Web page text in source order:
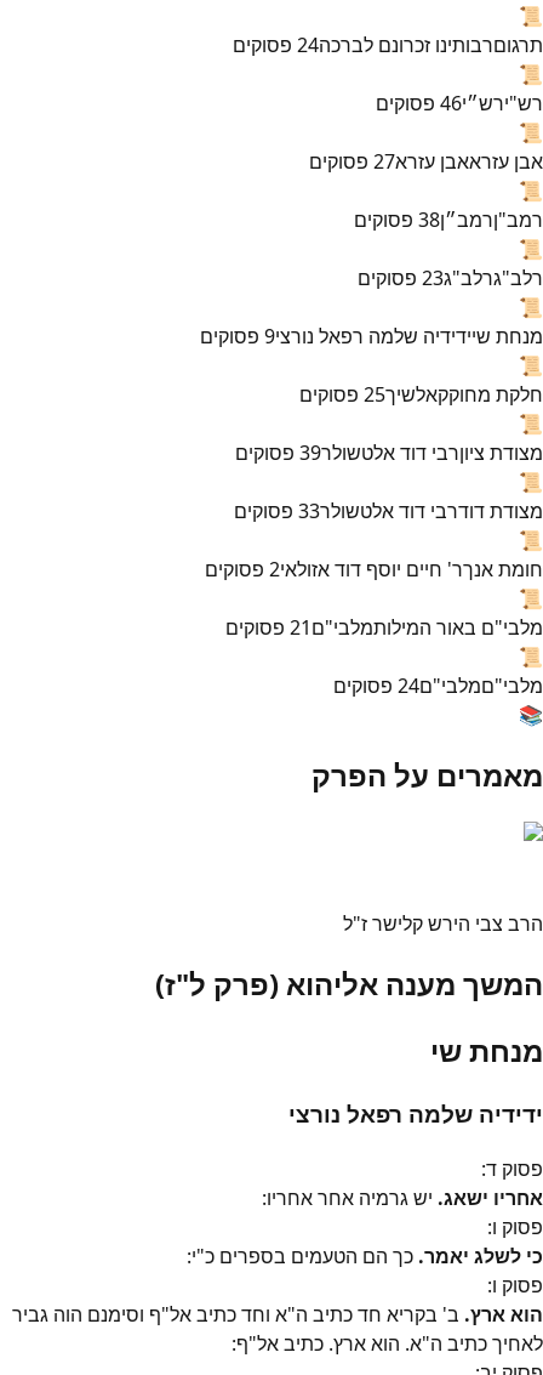
📜
תרגוםרבותינו זכרונם לברכה24 פסוקים
📜
רש"ירש״י46 פסוקים
📜
אבן עזראאבן עזרא27 פסוקים
📜
רמב"ןרמב״ן38 פסוקים
📜
רלב"גרלב"ג23 פסוקים
📜
מנחת שיידידיה שלמה רפאל נורצי9 פסוקים
📜
חלקת מחוקקאלשיך25 פסוקים
📜
מצודת ציוןרבי דוד אלטשולר39 פסוקים
📜
מצודת דודרבי דוד אלטשולר33 פסוקים
📜
חומת אנךר' חיים יוסף דוד אזולאי2 פסוקים
📜
מלבי"ם באור המילותמלבי"ם21 פסוקים
📜
מלבי"םמלבי"ם24 פסוקים
📚
מאמרים על הפרק
הרב צבי הירש קלישר ז"ל
המשך מענה אליהוא (פרק ל"ז)
מנחת שי
ידידיה שלמה רפאל נורצי
פסוק ד:
אחריו ישאג. יש גרמיה אחר אחריו:
פסוק ו:
כי לשלג יאמר. כך הם הטעמים בספרים כ"י:
פסוק ו:
הוא ארץ. ב' בקריא חד כתיב ה"א וחד כתיב אל"ף וסימנם הוה גביר
לאחיך כתיב ה"א. הוא ארץ. כתיב אל"ף: